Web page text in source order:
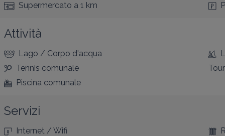
Supermercato a 1 km
Attività
Lago / Corpo d'acqua
Tennis comunale
Piscina comunale
Servizi
Internet / Wifi